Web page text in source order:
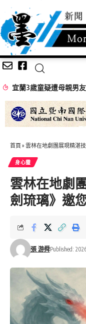
宜蘭3歲童疑遭母親男
首頁 » 雲林在地劇團展現精湛
身心𩆜
雲林在地劇
劍琉璃》邀
張 游舜Published: